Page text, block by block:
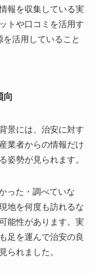
報を収集している実
トや口コミを活用す
活用していること
向
景には、治安に対す
業者からの情報だけ
姿勢が見られます。
った・調べていな
地を何度も訪れるな
能性があります。実
足を運んで治安の良
られました。